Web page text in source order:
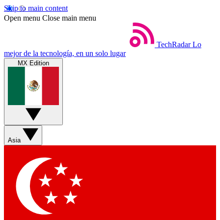
Skip to main content
Open menu Close main menu
TechRadar Lo
mejor de la tecnología, en un solo lugar
MX Edition
Asia